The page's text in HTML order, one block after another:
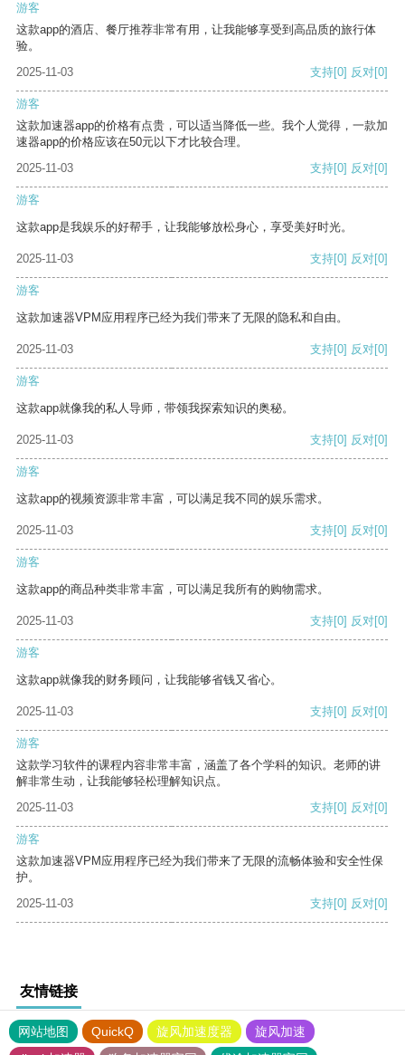
游客
这款app的酒店、餐厅推荐非常有用，让我能够享受到高品质的旅行体
验。
2025-11-03
支持[0] 反对[0]
游客
这款加速器app的价格有点贵，可以适当降低一些。我个人觉得，一款加
速器app的价格应该在50元以下才比较合理。
2025-11-03
支持[0] 反对[0]
游客
这款app是我娱乐的好帮手，让我能够放松身心，享受美好时光。
2025-11-03 支持[0] 反对[0]
游客
这款加速器VPM应用程序已经为我们带来了无限的隐私和自由。
2025-11-03 支持[0] 反对[0]
游客
这款app就像我的私人导师，带领我探索知识的奥秘。
2025-11-03 支持[0] 反对[0]
游客
这款app的视频资源非常丰富，可以满足我不同的娱乐需求。
2025-11-03 支持[0] 反对[0]
游客
这款app的商品种类非常丰富，可以满足我所有的购物需求。
2025-11-03 支持[0] 反对[0]
游客
这款app就像我的财务顾问，让我能够省钱又省心。
2025-11-03 支持[0] 反对[0]
游客
这款学习软件的课程内容非常丰富，涵盖了各个学科的知识。老师的讲
解非常生动，让我能够轻松理解知识点。
2025-11-03
支持[0] 反对[0]
游客
这款加速器VPM应用程序已经为我们带来了无限的流畅体验和安全性保
护。
2025-11-03
支持[0] 反对[0]
友情链接
网站地图 QuickQ 旋风加速度器
旋风加速